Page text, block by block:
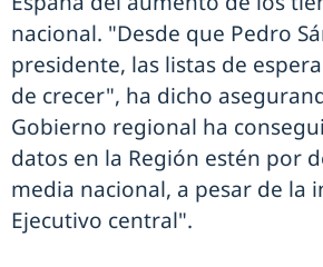
nacional. "Desde que Pedro
presidente, las listas de
de crecer", ha dicho
Gobierno regional ha
datos en la Región estén por
media nacional, a pesar de la
Ejecutivo central".